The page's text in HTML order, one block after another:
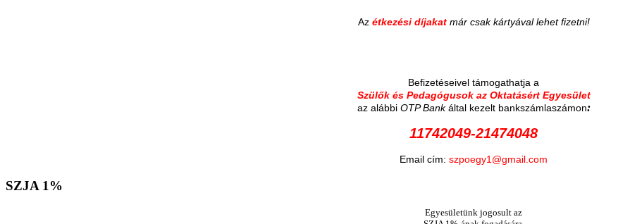
Az étkezési díjakat már csak kártyával lehet fizetni!
Befizetéseivel támogathatja a
Szülők és Pedagógusok az Oktatásért Egyesület
az alábbi OTP Bankáltal kezelt bankszámlaszámon:
11742049-21474048
Email cím: szpoegy1@gmail.com
SZJA1%
Egyesületünk jogosult az